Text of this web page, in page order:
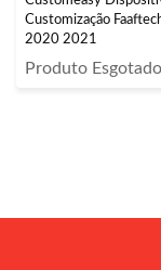
Customização
2020 2021
Produto Esgotado